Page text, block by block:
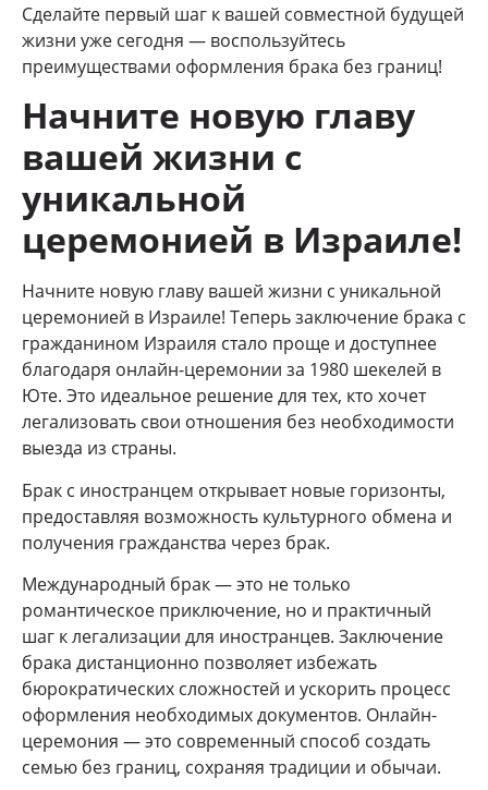
Сделайте первый шаг к вашей совместной будущей
жизни уже сегодня — воспользуйтесь
преимуществами оформления брака без границ!
Начните новую главу
вашей жизни с
уникальной
церемонией в Израиле!
Начните новую главу вашей жизни с уникальной
церемонией в Израиле! Теперь заключение брака с
гражданином Израиля стало проще и доступнее
благодаря онлайн-церемонии за 1980 шекелей в
Юте. Это идеальное решение для тех, кто хочет
легализовать свои отношения без необходимости
выезда из страны.
Брак с иностранцем открывает новые горизонты,
предоставляя возможность культурного обмена и
получения гражданства через брак.
Международный брак — это не только
романтическое приключение, но и практичный
шаг к легализации для иностранцев. Заключение
брака дистанционно позволяет избежать
бюрократических сложностей и ускорить процесс
оформления необходимых документов. Онлайн-
церемония — это современный способ создать
семью без границ, сохраняя традиции и обычаи.